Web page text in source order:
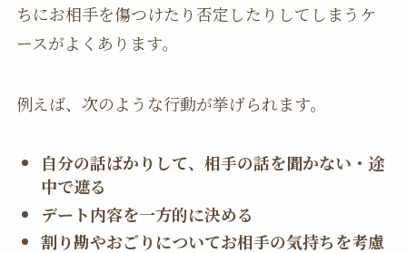
ちにお相手を傷つけたり否定したりしてしまうケ
ースがよくあります。
例えば、次のような行動が挙げられます。
自分の話ばかりして、相手の話を聞かない・途
中で遮る
デート内容を一方的に決める
割り勘やおごりについてお相手の気持ちを考慮